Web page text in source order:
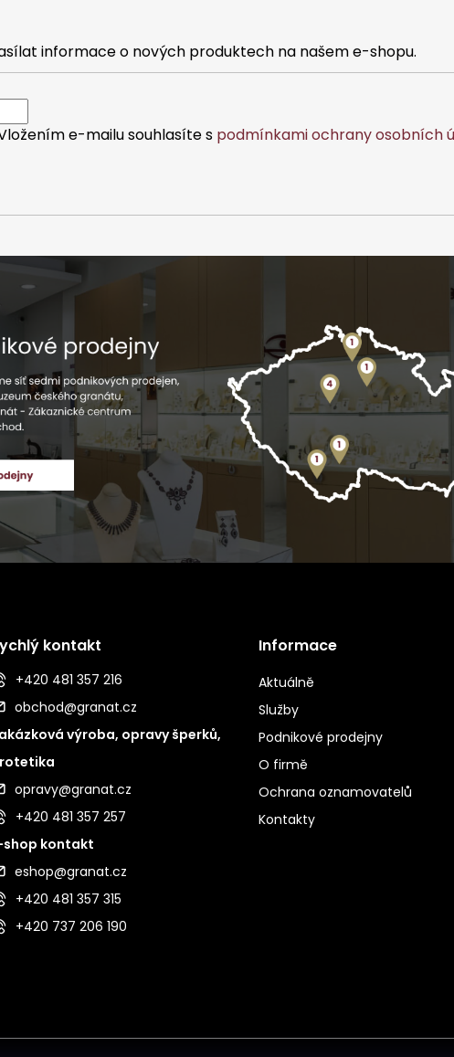
informace o nových produktech na našem e-shopu.
e-mailu souhlasíte s podmínkami ochrany osobních
kontakt
+420 481 357 216
obchod@granat.cz
výroba, opravy šperků,
opravy@granat.cz
+420 481 357 257
shop kontakt
eshop@granat.cz
+420 481 357 315
+420 737 206 190
Informace
Aktuálně
Služby
Podnikové prodejny
O firmě
Ochrana oznamovatelů
Kontakty